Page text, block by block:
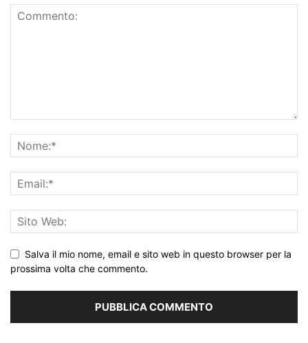
Salva il mio nome, email e sito web in questo browser per la
prossima volta che commento.